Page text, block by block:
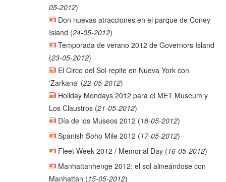
05-2012)
Don nuevas atracciones en el parque de Coney
Island (24-05-2012)
Temporada de verano 2012 de Governors Island
(23-05-2012)
El Circo del Sol repite en Nueva York con
'Zarkana' (22-05-2012)
Holiday Mondays 2012 para el MET Museum y
Los Claustros(21-05-2012)
Día de los Museos 2012 (18-05-2012)
Spanish Soho Mile 2012 (17-05-2012)
Fleet Week 2012 / Memorial Day(16-05-2012)
Manhattanhenge 2012: el sol alineándose con
Manhattan (15-05-2012)